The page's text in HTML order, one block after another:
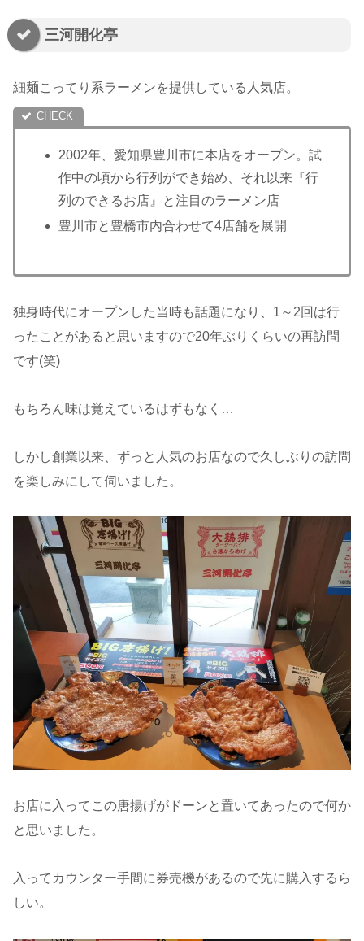
三河開化亭
細麺こってり系ラーメンを提供している人気店。
2002年、愛知県豊川市に本店をオープン。試
作中の頃から行列ができ始め、それ以来『行
列のできるお店』と注目のラーメン店
豊川市と豊橋市内合わせて4店舗を展開
独身時代にオープンした当時も話題になり、1～2回は行
ったことがあると思いますので20年ぶりくらいの再訪問
です(笑)
もちろん味は覚えているはずもなく…
しかし創業以来、ずっと人気のお店なので久しぶりの訪問
を楽しみにして伺いました。
お店に入ってこの唐揚げがドーンと置いてあったので何か
と思いました。
入ってカウンター手間に券売機があるので先に購入するら
しい。